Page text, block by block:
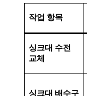
작업 항목
싱크대 수전
교체
싱크대 배수구